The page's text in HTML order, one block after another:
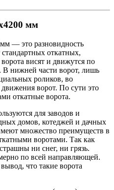
мм
— это разновидность
откатных,
висят и движутся по
В нижней части ворот, лишь
роликов, во
ворот. По сути это
откатные ворота.
для заводов и
домов, котеджей и дачных
множество преимуществ в
воротами. Так как
ни снег, ни грязь.
по всей направляющей.
что такие ворота